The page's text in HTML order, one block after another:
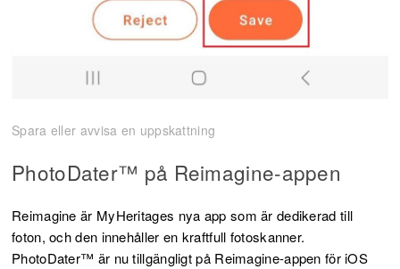
Spara eller avvisa en uppskattning
PhotoDater™ på Reimagine-appen
Reimagine är MyHeritages nya app som är dedikerad till
foton, och den innehåller en kraftfull fotoskanner.
PhotoDater™ är nu tillgängligt på Reimagine-appen för iOS